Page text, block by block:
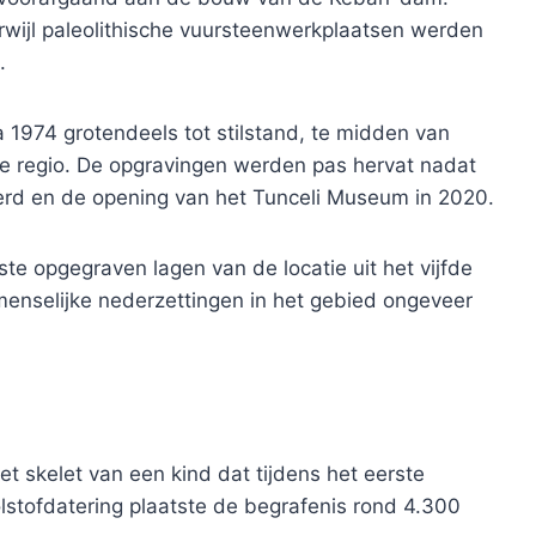
paleolithische vuursteenwerkplaatsen werden
grotendeels tot stilstand, te midden van
regio. De opgravingen werden pas hervat nadat
en de opening van het Tunceli Museum in 2020.
opgegraven lagen van de locatie uit het vijfde
nederzettingen in het gebied ongeveer
skelet van een kind dat tijdens het eerste
plaatste de begrafenis rond 4.300